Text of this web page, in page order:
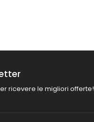
ricevere le migliori offerte!